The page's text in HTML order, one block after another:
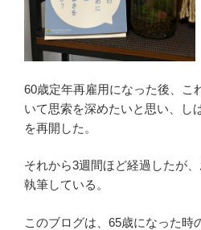
60歳定年再雇用になった後、こ
いて思索を深めたいと思い、し
を再開した。
それから3週間ほど経過したが
執筆している。
このブログは、65歳になった時